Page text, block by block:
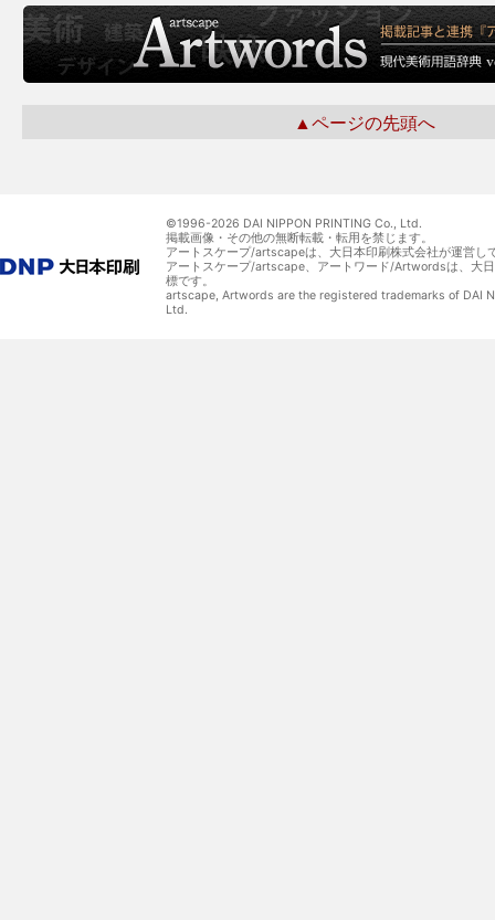
▲ページの先頭へ
©1996-2026 DAI NIPPON PRINTING Co., Ltd.
掲載画像・その他の無断転載・転用を禁じます。
アートスケープ/artscapeは、大日本印刷株式会社が運営し
アートスケープ/artscape、アートワード/Artwordsは、大
標です。
artscape, Artwords are the registered trademarks of DAI
Ltd.